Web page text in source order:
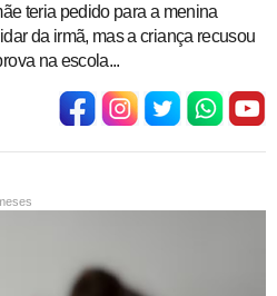
teria pedido para a menina
da irmã, mas a criança recusou
na escola...